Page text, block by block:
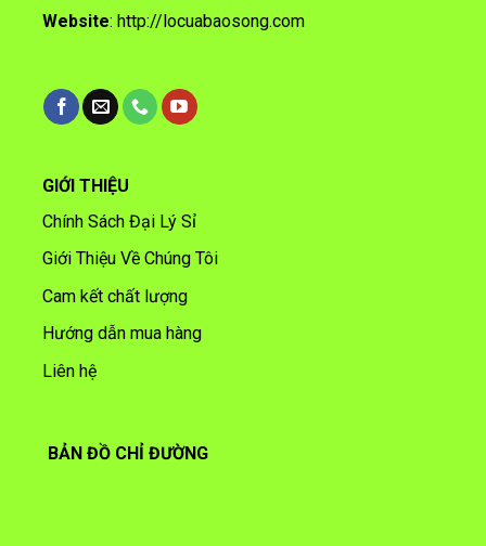
Website: http://locuabaosong.com
GIỚI THIỆU
Chính Sách Đại Lý Sỉ
Giới Thiệu Về Chúng Tôi
Cam kết chất lượng
Hướng dẫn mua hàng
Liên hệ
BẢN ĐỒ CHỈ ĐƯỜNG